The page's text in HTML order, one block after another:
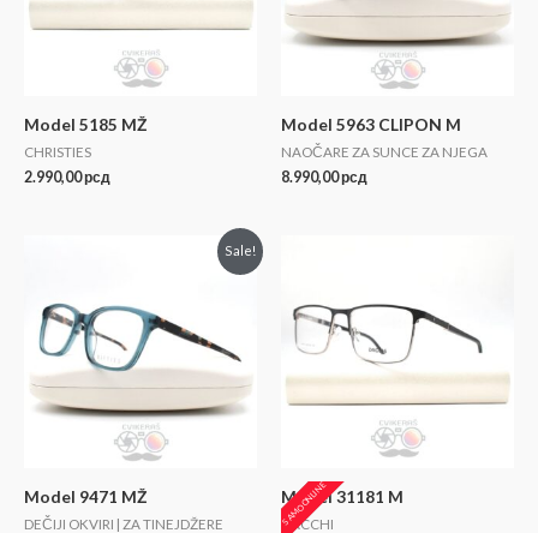
Model 5185 MŽ
CHRISTIES
2.990,00рсд
Model 5963 CLIPON M
NAOČARE ZA SUNCE ZA NJEGA
8.990,00рсд
Sale!
Model 9471 MŽ
DEČIJI OKVIRI | ZA TINEJDŽERE SAMO ONLINE
Model 31181 M
DACCHI